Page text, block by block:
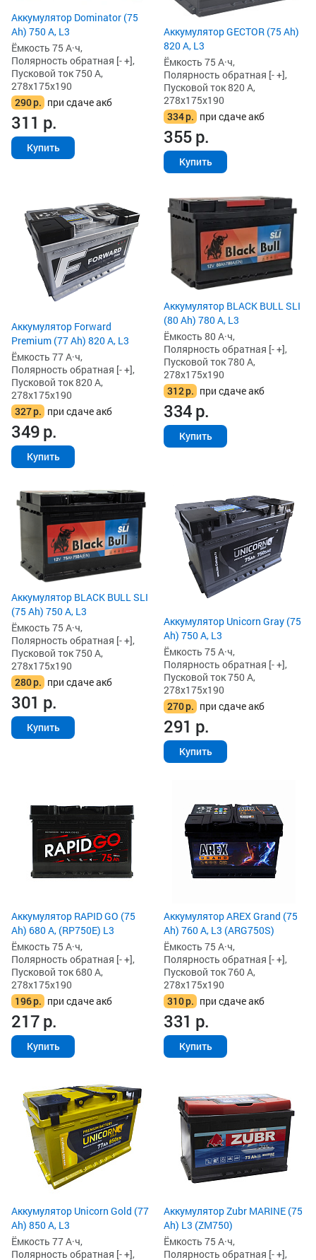
Аккумулятор Dominator (75
Ah) 750 А, L3
Ёмкость 75 А·ч,
Полярность обратная [- +],
Пусковой ток 750 А,
278x175x190
290р. при сдаче акб
311 р.
Купить
Аккумулятор GECTOR (75 Ah)
820 А, L3
Ёмкость 75 А·ч,
Полярность обратная [- +],
Пусковой ток 820 А,
278x175x190
334р. при сдаче акб
355р.
Купить
Аккумулятор Forward
Premium (77 Ah) 820 А, L3
Ёмкость 77 А·ч,
Полярность обратная [- +],
Пусковой ток 820 А,
278x175x190
327р. при сдаче акб
349р.
Купить
Аккумулятор BLACK BULL SLI
(80 Ah) 780 А, L3
Ёмкость 80 А·ч,
Полярность обратная [- +],
Пусковой ток 780 А,
278x175x190
312р. при сдаче акб
334р.
Купить
Аккумулятор BLACK BULL SLI
(75 Ah) 750 А, L3
Ёмкость 75 А·ч,
Полярность обратная [- +],
Пусковой ток 750 А,
278x175x190
280р. при сдаче акб
301 р.
Купить
Аккумулятор Unicorn Gray (75
Ah) 750 А, L3
Ёмкость 75 А·ч,
Полярность обратная [- +],
Пусковой ток 750 А,
278x175x190
270р. при сдаче акб
291 р.
Купить
Аккумулятор RAPID GO (75
Ah) 680 А, (RP750E) L3
Ёмкость 75 А·ч,
Полярность обратная [- +],
Пусковой ток 680 А,
278x175x190
196р. при сдаче акб
217р.
Купить
Аккумулятор AREX Grand (75
Ah) 760 А, L3 (ARG750S)
Ёмкость 75 А·ч,
Полярность обратная [- +],
Пусковой ток 760 А,
278x175x190
310р. при сдаче акб
331 р.
Купить
Аккумулятор Unicorn Gold (77
Ah) 850 А, L3
Ёмкость 77 А·ч,
Полярность обратная [- +],
Аккумулятор Zubr MARINE (75
Ah) L3 (ZM750)
Ёмкость 75 А·ч,
Полярность обратная [- +],